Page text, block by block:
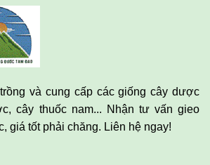
và cung cấp các giống cây dược
cây thuốc nam... Nhận tư vấn gieo
giá tốt phải chăng. Liên hệ ngay!